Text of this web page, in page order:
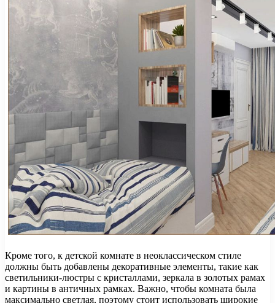
Кроме того, к детской комнате в неоклассическом стиле
должны быть добавлены декоративные элементы, такие как
светильники-люстры с кристаллами, зеркала в золотых рамах
и картины в античных рамках. Важно, чтобы комната была
максимально светлая, поэтому стоит использовать широкие